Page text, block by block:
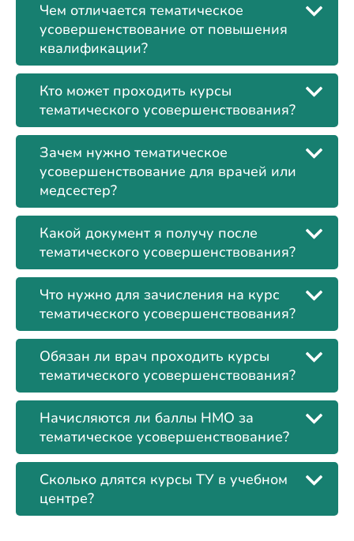
Чем отличается тематическое
усовершенствование от повышения
квалификации?
Кто может проходить курсы
тематического усовершенствования?
Зачем нужно тематическое
усовершенствование для врачей или
медсестер?
Какой документ я получу после
тематического усовершенствования?
Что нужно для зачисления на курс
тематического усовершенствования?
Обязан ли врач проходить курсы
тематического усовершенствования?
Начисляются ли баллы НМО за
тематическое усовершенствование?
Сколько длятся курсы ТУ в учебном
центре?